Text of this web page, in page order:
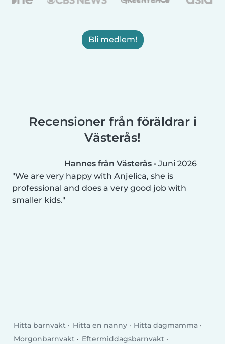
Bli medlem!
Recensioner från föräldrar i
Västerås!
Hannes från Västerås • Juni 2026
We are very happy with Anjelica, she is
professional and does a very good job with
smaller kids.
Hitta barnvakt Hitta en nanny
Hitta dagmamma
Morgonbarnvakt
Eftermiddagsbarnvakt